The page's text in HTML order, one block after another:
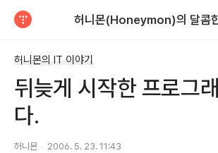
허니몬의 IT 이야기
뒤늦게 시작한 프로그
다.
허니몬 2006. 5. 23. 11:43